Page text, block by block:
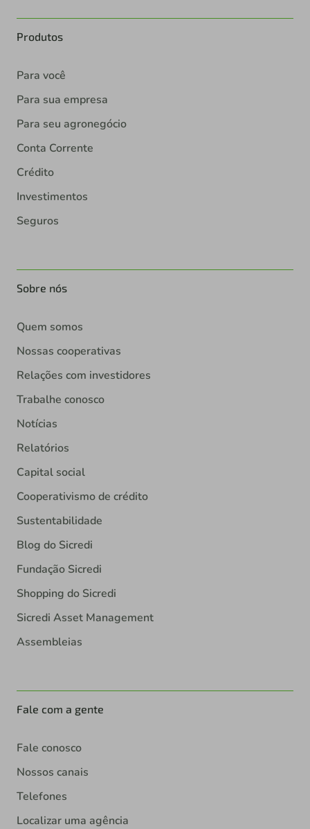
Produtos
Para você
Para sua empresa
Para seu agronegócio
Conta Corrente
Crédito
Investimentos
Seguros
Sobre nós
Quem somos
Nossas cooperativas
Relações com investidores
Trabalhe conosco
Notícias
Relatórios
Capital social
Cooperativismo de crédito
Sustentabilidade
Blog do Sicredi
Fundação Sicredi
Shopping do Sicredi
Sicredi Asset Management
Assembleias
Fale com a gente
Fale conosco
Nossos canais
Telefones
Localizar uma agência